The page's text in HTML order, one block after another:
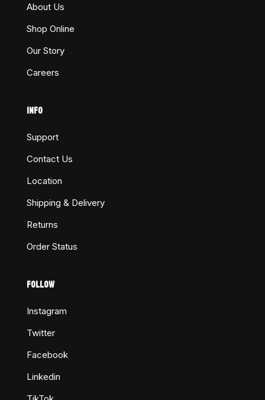
About Us
Shop Online
Our Story
Careers
INFO
Support
Contact Us
Location
Shipping & Delivery
Returns
Order Status
FOLLOW
Instagram
Twitter
Facebook
Linkedin